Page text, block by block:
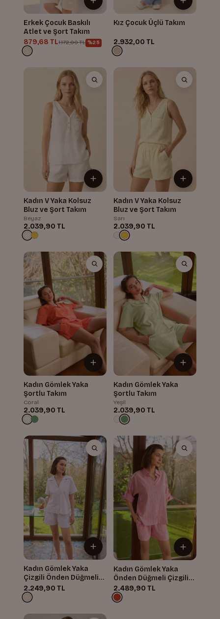
Erkek Çocuk Baskılı
Atlet ve Şort Takım
879,68 TL1.172,00 TL %25
Kız Çocuk Üçlü Takım
2.932,00 TL
Kadın V Yaka Kolsuz
Bluz ve Şort Takım
Beyaz
2.039,90 TL
Kadın V Yaka Kolsuz
Bluz ve Şort Takım
Sarı
2.039,90 TL
Kadın Gömlek Yaka
Şortlu Takım
Coral
2.039,90 TL
Kadın Gömlek Yaka
Şortlu Takım
Yeşil
2.039,90 TL
Kadın Gömlek Yaka
Çizgili Önden Düğmeli
Şortlu Takım
2.249,90 TL
Kadın Gömlek Yaka
Önden Düğmeli Çizgili
Şort Takım
2.489,90 TL